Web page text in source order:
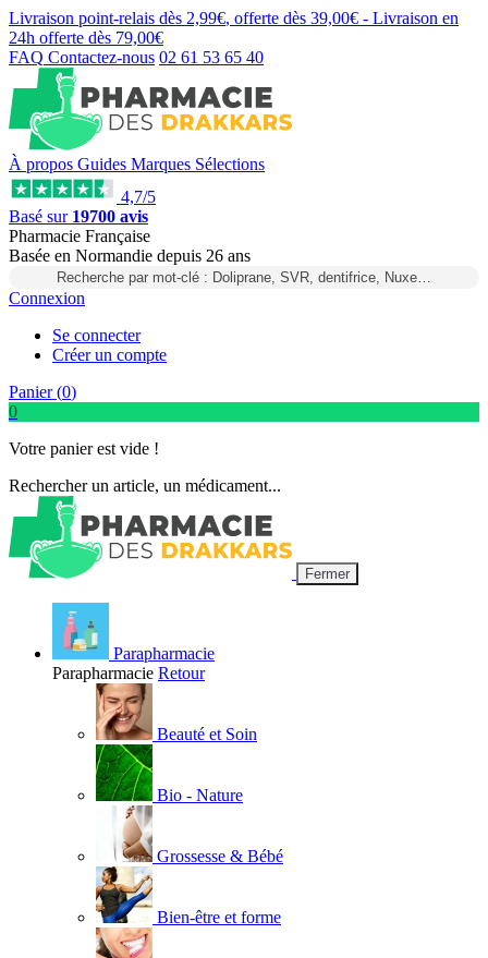
Livraison point-relais dès 2,99€, offerte dès 39,00€ - Livraison en
24h offerte dès 79,00€
FAQ Contactez-nous 02 61 53 65 40
À propos Guides Marques Sélections
4,7/5
Basé sur 19700 avis
Pharmacie Française
Basée en Normandie depuis 26 ans
Recherche par mot-clé : Doliprane, SVR, dentifrice, Nuxe…
Connexion
Se connecter
Créer un compte
Panier (0)
0
Votre panier est vide !
Rechercher un article, un médicament...
Fermer
Parapharmacie
Parapharmacie Retour
Beauté et Soin
Bio - Nature
Grossesse & Bébé
Bien-être et forme